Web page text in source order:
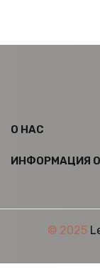
О НАС
ИНФОРМАЦИЯ
© 2025